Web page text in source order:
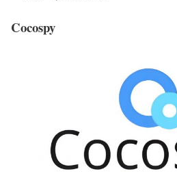
Cocospy